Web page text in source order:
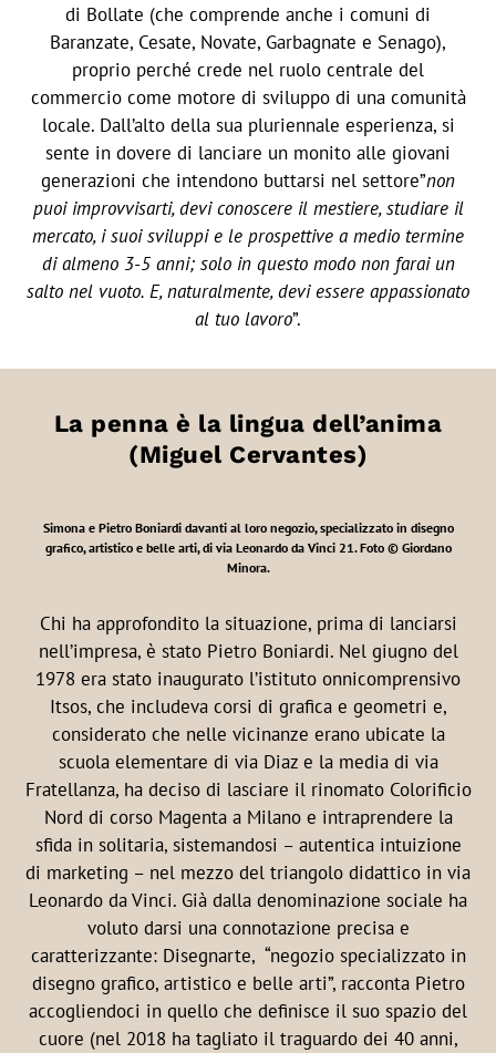
di Bollate (che comprende anche i comuni di
Baranzate, Cesate, Novate, Garbagnate e Senago),
proprio perché crede nel ruolo centrale del
commercio come motore di sviluppo di una comunità
locale. Dall’alto della sua pluriennale esperienza, si
sente in dovere di lanciare un monito alle giovani
generazioni che intendono buttarsi nel settore”non
puoi improvvisarti, devi conoscere il mestiere, studiare il
mercato, i suoi sviluppi e le prospettive a medio termine
di almeno 3-5 anni; solo in questo modo non farai un
salto nel vuoto. E, naturalmente, devi essere appassionato
al tuo lavoro”.
La penna è la lingua dell’anima
(Miguel Cervantes)
Simona e Pietro Boniardi davanti al loro negozio, specializzato in disegno
grafico, artistico e belle arti, di via Leonardo da Vinci 21.Foto © Giordano
Minora.
Chi ha approfondito la situazione, prima di lanciarsi
nell’impresa, è stato Pietro Boniardi. Nel giugno del
1978 era stato inaugurato l’istituto onnicomprensivo
Itsos, che includeva corsi di grafica e geometri e,
considerato che nelle vicinanze erano ubicate la
scuola elementare di via Diaz e la media di via
Fratellanza, ha deciso di lasciare il rinomato Colorificio
Nord di corso Magenta a Milano e intraprendere la
sfida in solitaria, sistemandosi – autentica intuizione
di marketing – nel mezzo del triangolo didattico in via
Leonardo da Vinci. Già dalla denominazione sociale ha
voluto darsi una connotazione precisa e
caratterizzante: Disegnarte, “negozio specializzato in
disegno grafico, artistico e belle arti”, racconta Pietro
accogliendoci in quello che definisce il suo spazio del
cuore (nel 2018 ha tagliato il traguardo dei 40 anni,